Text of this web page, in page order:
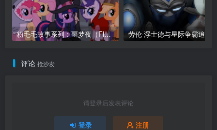
粉毛毛故事系列：噩梦夜（Fluffle Puff Tales: “Nightmare Night”）
评论 抢沙发
请登录后发表评论
登录 注册